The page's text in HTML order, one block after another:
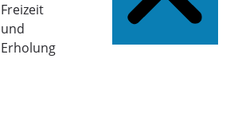
Freizeit
und
Erholung